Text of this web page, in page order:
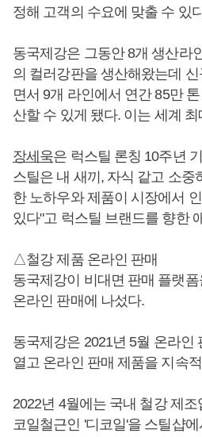
정해 고객의 수요에 맞출 수 있
동국제강은 그동안 8개 생산라
의 컬러강판을 생산해왔는데
면서 9개 라인에서 연간 85만
산할 수 있게 됐다. 이는 세계 최
장세욱은 럭스틸 론칭 10주년
스틸은 내 새끼, 자식 같고 소중
한 노하우와 제품이 시장에서
있다"고 럭스틸 브랜드를 향한
△철강 제품 온라인 판매
동국제강이 비대면 판매 플랫
온라인 판매에 나섰다.
동국제강은 2021년 5월 온라인
열고 온라인 판매 제품을 지속
2022년 4월에는 국내 철강 제
코일철근인 '디코일'을 스틸샵